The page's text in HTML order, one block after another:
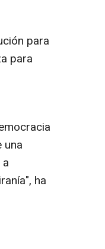
para
para
una
ha